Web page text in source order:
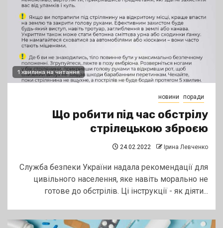
1 хвилина на читання
новини поради
Що робити під час обстрілу
стрілецькою зброєю
24.02.2022 Ірина Левченко
Служба безпеки України надала рекомендації для
цивільного населення, яке навіть морально не
готове до обстрілів. Ці інструкції - як діяти...